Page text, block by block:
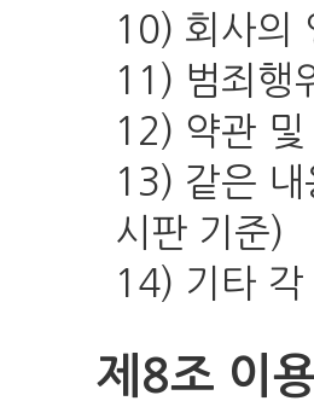
10) 회사의
11) 범죄행
12) 약관 및
13) 같은
시판 기준)
14) 기타 각
제8조 이